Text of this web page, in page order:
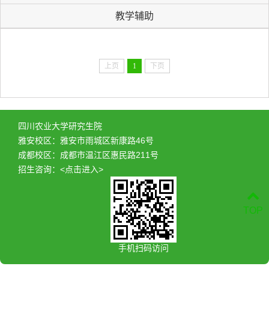
教学辅助
上页 1 下页
四川农业大学研究生院
雅安校区：雅安市雨城区新康路46号
成都校区：成都市温江区惠民路211号
招生咨询： <点击进入>
手机扫码访问
TOP